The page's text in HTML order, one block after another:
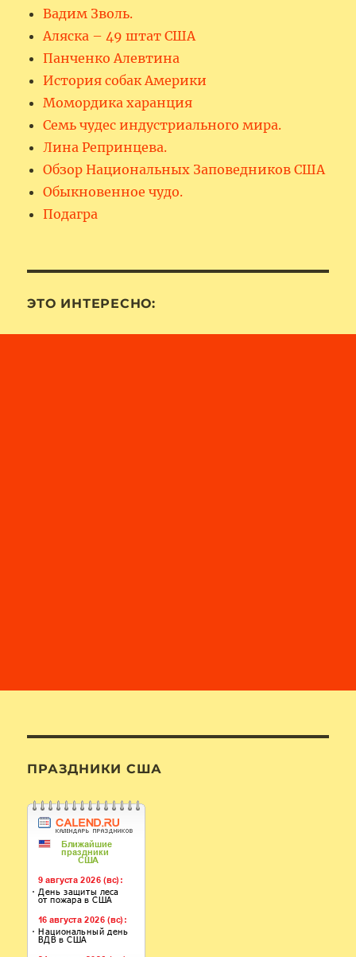
Вадим Зволь.
Аляска – 49 штат США
Панченко Алевтина
История собак Америки
Момордика харанция
Семь чудес индустриального мира.
Лина Репринцева.
Обзор Национальных Заповедников США
Обыкновенное чудо.
Подагра
ЭТО ИНТЕРЕСНО:
ПРАЗДНИКИ США